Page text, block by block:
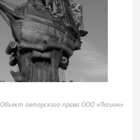
Объект авторского права ООО «Легион»